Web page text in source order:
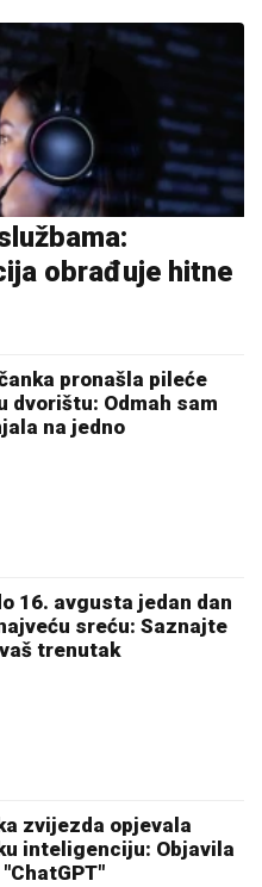
obrađuje hitne
pronašla pileće
dvorištu: Odmah sam
na jedno
16. avgusta jedan dan
sreću: Saznajte
trenutak
zvijezda opjevala
inteligenciju: Objavila